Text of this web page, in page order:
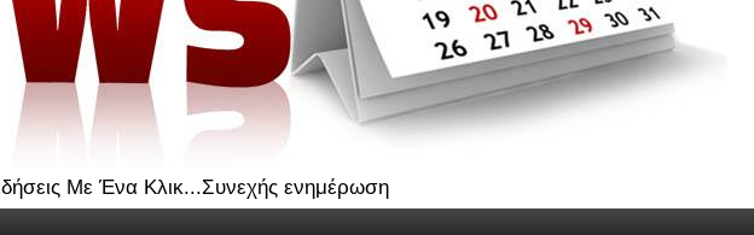
Με Ένα Κλικ...Συνεχής ενημέρωση